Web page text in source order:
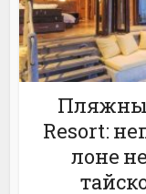
Resort:
лоне